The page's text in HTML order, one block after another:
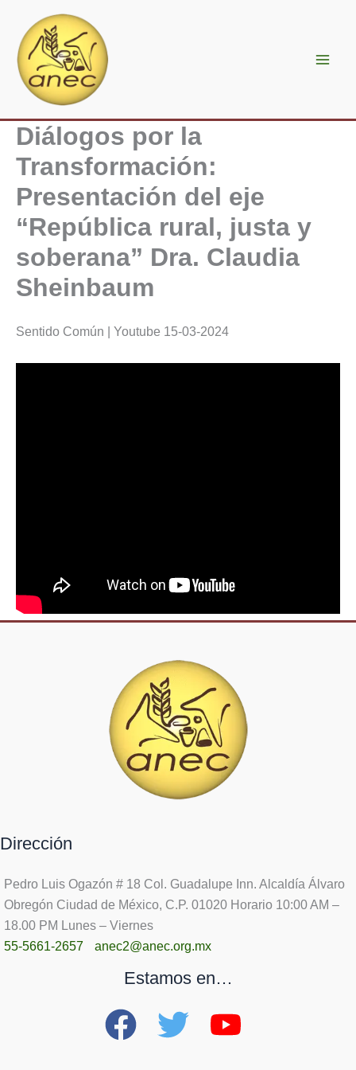
contenido
Diálogos por la
Transformación:
Presentación del eje
“República rural, justa y
soberana” Dra. Claudia
Sheinbaum
Sentido Común | Youtube 15-03-2024
Dirección
Pedro Luis Ogazón # 18 Col. Guadalupe Inn. Alcaldía Álvaro
Obregón Ciudad de México, C.P. 01020 Horario 10:00 AM –
18.00 PM Lunes – Viernes
55-5661-2657
anec2@anec.org.mx
Estamos en…